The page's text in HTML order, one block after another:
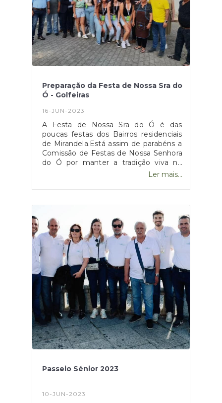
Preparação da Festa de Nossa Sra do
Ó - Golfeiras
16-JUN-2023
A Festa de Nossa Sra do Ó é das
poucas festas dos Bairros residenciais
de Mirandela.Está assim de parabéns a
Comissão de Festas de Nossa Senhora
do Ó por manter a tradição viva no
Largo do Terreiro em Golfeiras.Ler mais...
Passeio Sénior 2023
10-JUN-2023